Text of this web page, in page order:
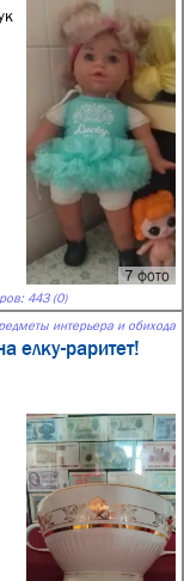
7 фото
443 (0)
интерьера и обихода
елку-раритет!